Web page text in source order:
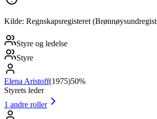
Kilde: Regnskapsregisteret
Styre og ledelse
Styre
Elena Aristoff(1975)50%
Styrets leder
1 andre roller